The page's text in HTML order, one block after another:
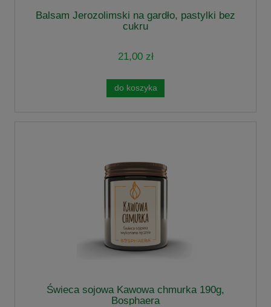
Balsam Jerozolimski na gardło, pastylki bez
cukru
21,00 zł
do koszyka
Świeca sojowa Kawowa chmurka 190g,
Bosphaera